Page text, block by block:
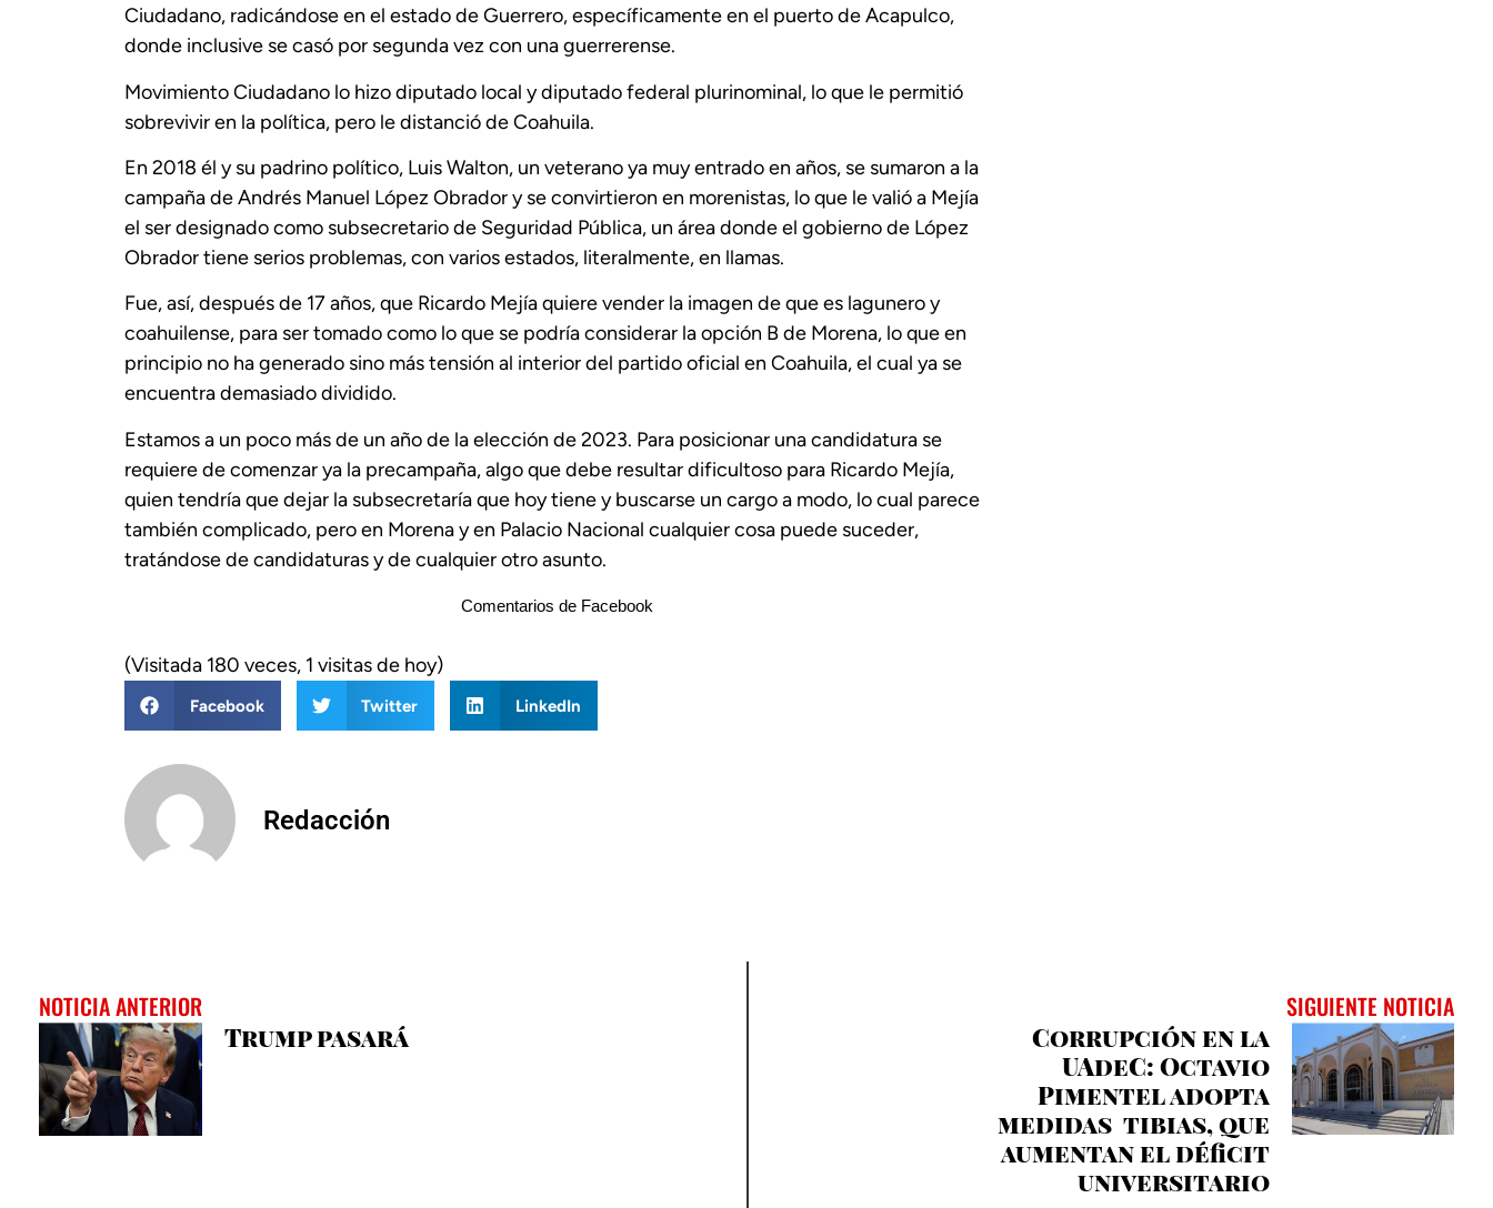
Ciudadano, radicándose en el estado de Guerrero, específicamente en el puerto de Acapulco,
donde inclusive se casó por segunda vez con una guerrerense.
Movimiento Ciudadano lo hizo diputado local y diputado federal plurinominal, lo que le permitió
sobrevivir en la política, pero le distanció de Coahuila.
En 2018 él y su padrino político, Luis Walton, un veterano ya muy entrado en años, se sumaron a la
campaña de Andrés Manuel López Obrador y se convirtieron en morenistas, lo que le valió a Mejía
el ser designado como subsecretario de Seguridad Pública, un área donde el gobierno de López
Obrador tiene serios problemas, con varios estados, literalmente, en llamas.
Fue, así, después de 17 años, que Ricardo Mejía quiere vender la imagen de que es lagunero y
coahuilense, para ser tomado como lo que se podría considerar la opción B de Morena, lo que en
principio no ha generado sino más tensión al interior del partido oficial en Coahuila, el cual ya se
encuentra demasiado dividido.
Estamos a un poco más de un año de la elección de 2023. Para posicionar una candidatura se
requiere de comenzar ya la precampaña, algo que debe resultar dificultoso para Ricardo Mejía,
quien tendría que dejar la subsecretaría que hoy tiene y buscarse un cargo a modo, lo cual parece
también complicado, pero en Morena y en Palacio Nacional cualquier cosa puede suceder,
tratándose de candidaturas y de cualquier otro asunto.
Comentarios de Facebook
(Visitada 180 veces, 1 visitas de hoy)
Facebook Twitter LinkedIn
Redacción
NOTICIA ANTERIOR
Trump pasará
SIGUIENTE NOTICIA
Corrupción en la
UAdeC: Octavio
Pimentel adopta
medidas tibias, que
aumentan el déficit
universitario